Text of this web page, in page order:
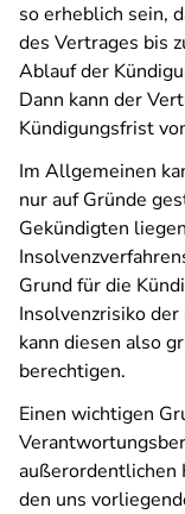
so erheblich sein,
des Vertrages bis
Ablauf der
Dann kann der
Kündigungsfrist
Im Allgemeinen
nur auf Gründe
Gekündigten
Grund für die
Insolvenzrisiko
kann diesen also
berechtigen.
Einen wichtigen
außerordentlichen
den uns